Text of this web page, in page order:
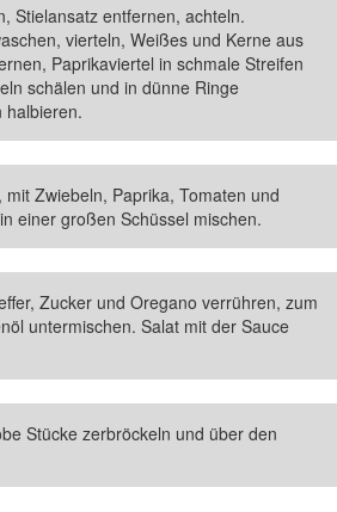
Stielansatz entfernen, achteln.
vierteln, Weißes und Kerne aus
Paprikaviertel in schmale Streifen
schälen und in dünne Ringe
halbieren.
Zwiebeln, Paprika, Tomaten und
einer großen Schüssel mischen.
Zucker und Oregano verrühren, zum
untermischen. Salat mit der Sauce
Stücke zerbröckeln und über den